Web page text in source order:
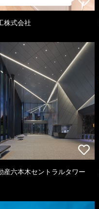
株式会社
産六本木セントラルタワー